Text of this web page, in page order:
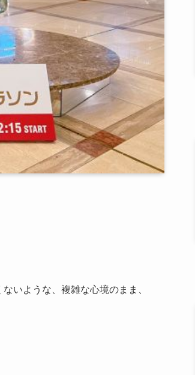
いような、複雑な心境のまま、